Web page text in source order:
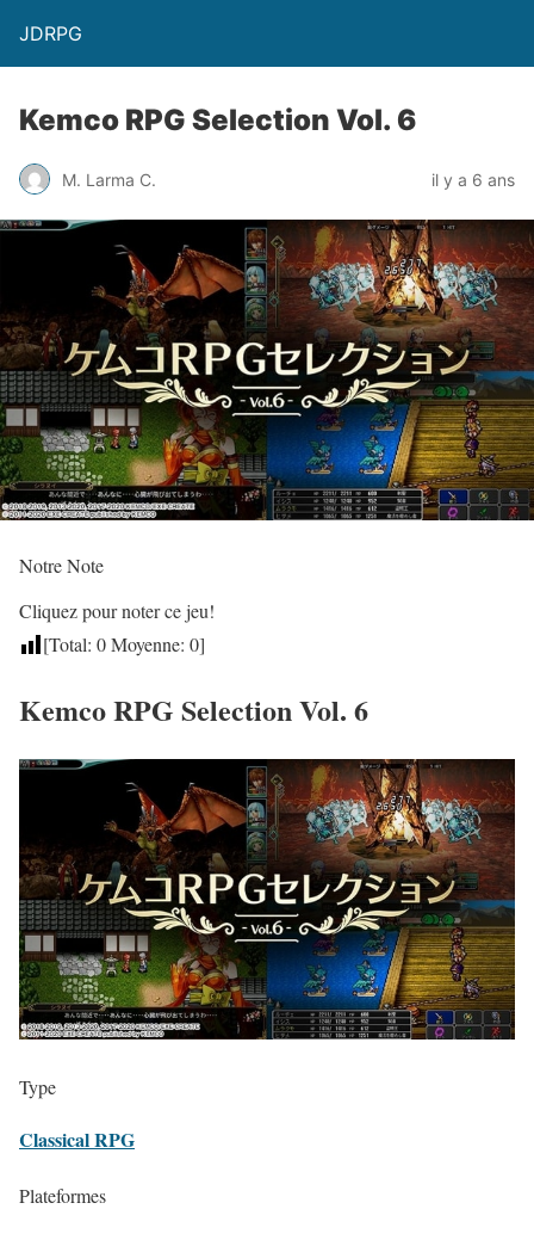
JDRPG
Kemco RPG Selection Vol. 6
M. Larma C. il y a 6 ans
Notre Note
Cliquez pour noter ce jeu!
[Total: 0Moyenne: 0]
Kemco RPG Selection Vol. 6
Type
Classical RPG
Plateformes